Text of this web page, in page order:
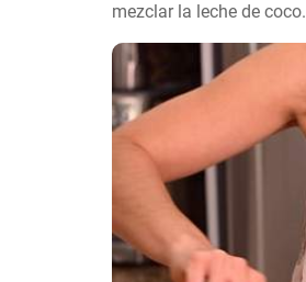
mezclar la leche de coco.